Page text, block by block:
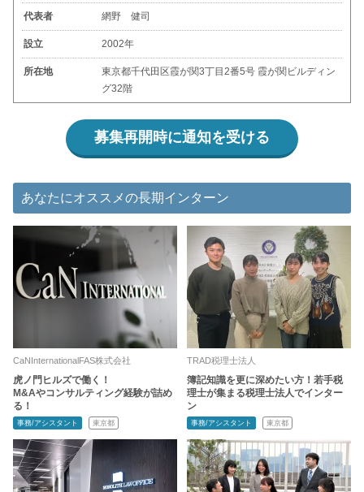
代表者 網野 健司
設立 2002年
所在地
東京都千代田区霞が関3丁目2番5号 霞が関ビルディン
グ32階
募集再開時に通知を受ける
あなたにオススメの長期インターン
CaNInternationalFAS株式会社
虎ノ門ヒルズで働く！
M&Aやコンサルティング経験が詰め
る！
事務/アシスタント 東京都
TRAD税理士法人
簿記知識を更に深めたい方！若手税
理士が集まる税理士法人でインター
ン
事務/アシスタント 東京都